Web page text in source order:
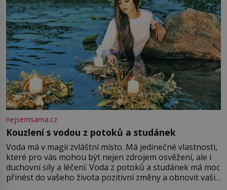
nejsemsama.cz
Kouzlení s vodou z potoků a studánek
Voda má v magii zvláštní místo. Má jedinečné vlastnosti,
které pro vás mohou být nejen zdrojem osvěžení, ale i
duchovní síly a léčení. Voda z potoků a studánek má moc
přinést do vašeho života pozitivní změny a obnovit vaši